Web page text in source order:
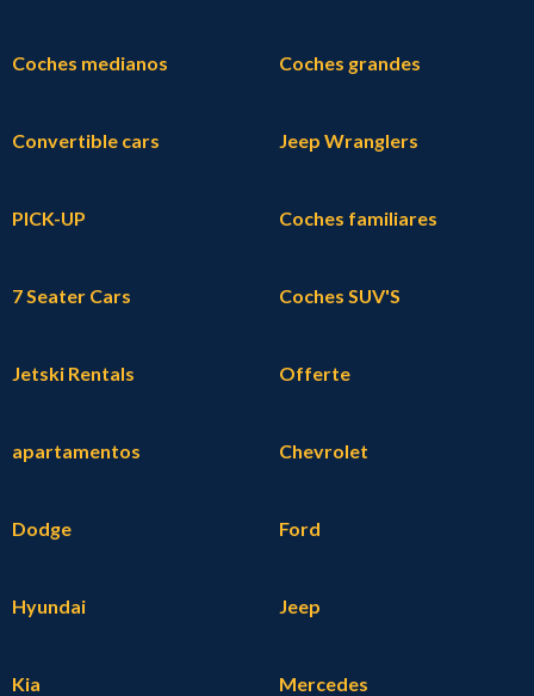
Coches medianos Coches grandes
Convertible cars Jeep Wranglers
PICK-UP Coches familiares
7 Seater Cars Coches SUV'S
Jetski Rentals Offerte
apartamentos Chevrolet
Dodge Ford
Hyundai Jeep
Kia Mercedes